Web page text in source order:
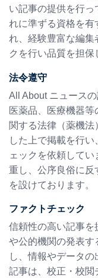
い記事の提供を行
れに準ずる資格を有
れ、経験豊富な編集
クを行い品質を担保
法令遵守
All About ニュース
医薬品、医療機器
関する法律（薬機
した上で掲載を行
ェックを依頼して
重し、公序良俗に反
を設けております。
ファクトチェック
信頼性の高い記事を
や公的機関の発表す
し、情報やデータの
記事は、校正・校閲